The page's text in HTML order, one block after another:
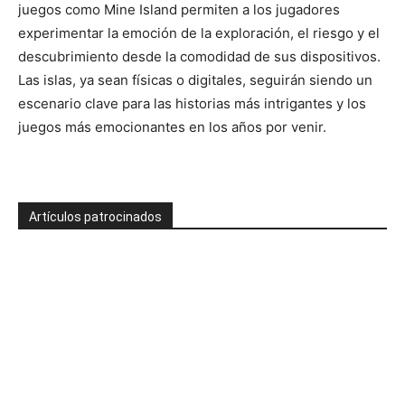
juegos como Mine Island permiten a los jugadores
experimentar la emoción de la exploración, el riesgo y el
descubrimiento desde la comodidad de sus dispositivos.
Las islas, ya sean físicas o digitales, seguirán siendo un
escenario clave para las historias más intrigantes y los
juegos más emocionantes en los años por venir.
Artículos patrocinados